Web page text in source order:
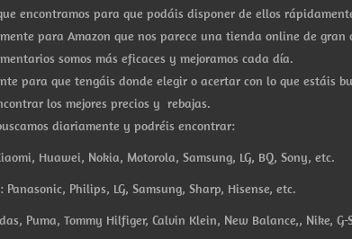
encontramos para que podáis disponer de ellos
para Amazon que nos parece una tienda online de
somos más eficaces y mejoramos cada día.
para que tengáis donde elegir o acertar con lo que estáis
los mejores precios y rebajas.
diariamente y podréis encontrar:
Huawei, Nokia, Motorola, Samsung, LG, BQ, Sony, etc.
Philips, LG, Samsung, Sharp, Hisense, etc.
Puma, Tommy Hilfiger, Calvin Klein, New Balance,, Nike, G-